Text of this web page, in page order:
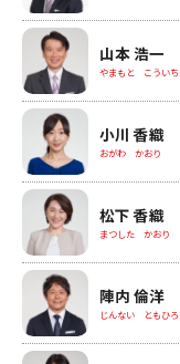
山本 浩一
やまもと こういち
小川 香織
おがわ かおり
松下 香織
まつした かおり
陣内 倫洋
じんない ともひろ